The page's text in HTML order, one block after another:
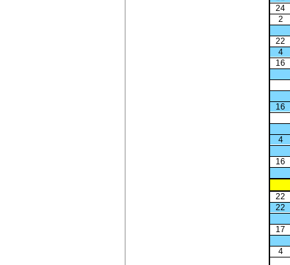
24
2
22
4
16
16
4
16
22
22
17
4